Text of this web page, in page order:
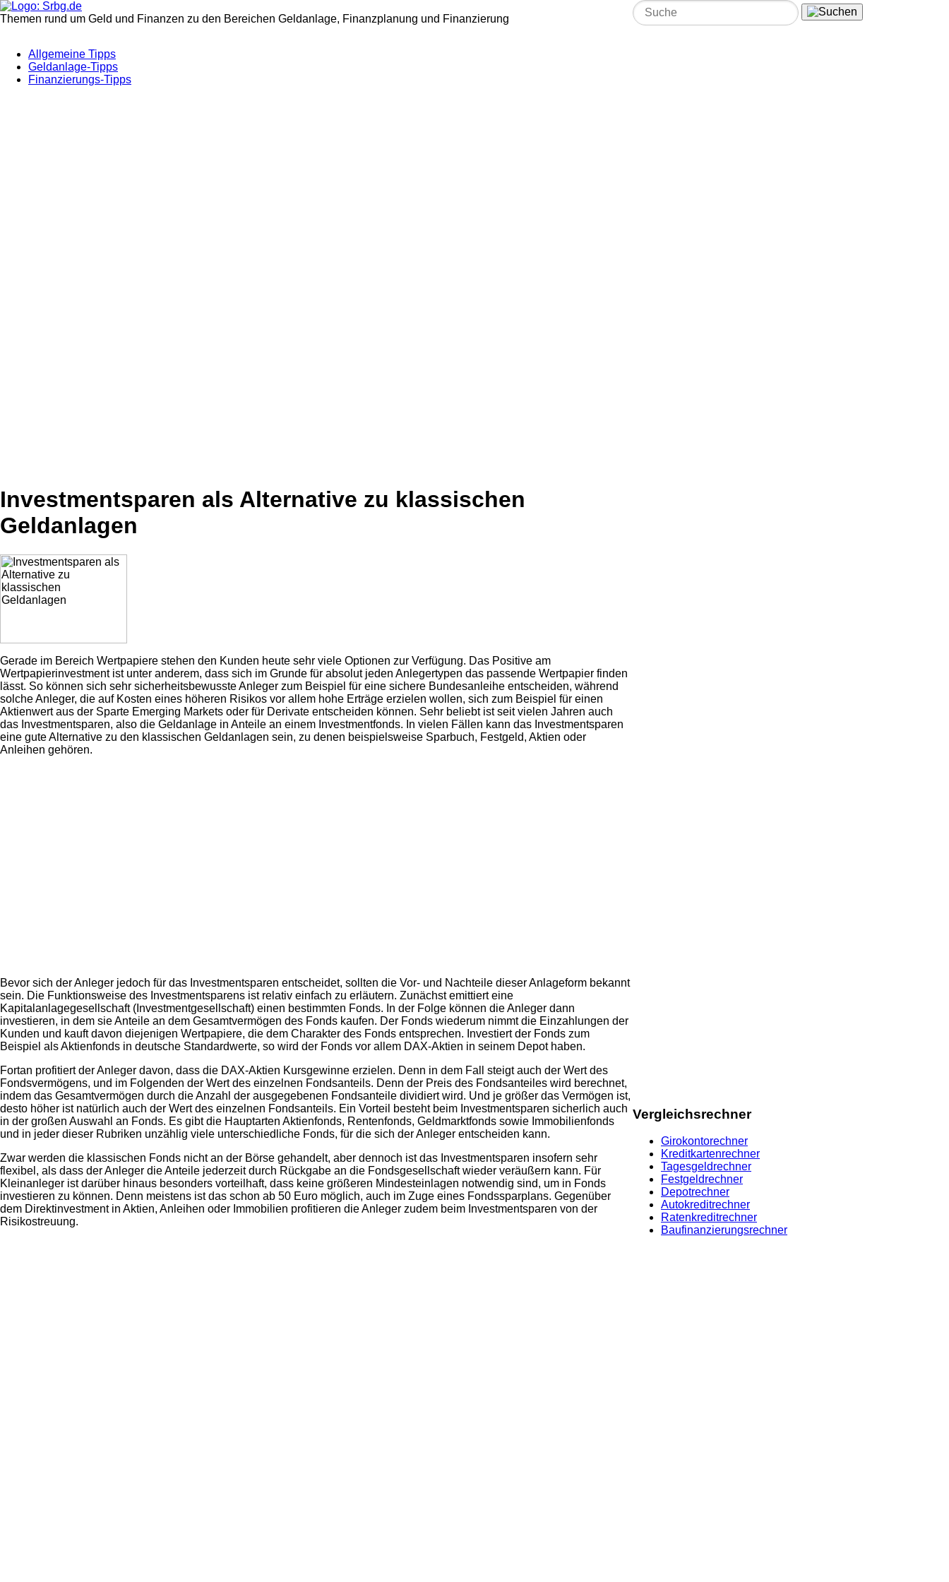
Themen rund um Geld und Finanzen zu den Bereichen Geldanlage, Finanzplanung und Finanzierung
Allgemeine Tipps
Geldanlage-Tipps
Finanzierungs-Tipps
Investmentsparen als Alternative zu klassischen
Geldanlagen
Gerade im Bereich Wertpapiere stehen den Kunden heute sehr viele Optionen zur Verfügung. Das Positive am
Wertpapierinvestment ist unter anderem, dass sich im Grunde für absolut jeden Anlegertypen das passende Wertpapier finden
lässt. So können sich sehr sicherheitsbewusste Anleger zum Beispiel für eine sichere Bundesanleihe entscheiden, während
solche Anleger, die auf Kosten eines höheren Risikos vor allem hohe Erträge erzielen wollen, sich zum Beispiel für einen
Aktienwert aus der Sparte Emerging Markets oder für Derivate entscheiden können. Sehr beliebt ist seit vielen Jahren auch
das Investmentsparen, also die Geldanlage in Anteile an einem Investmentfonds. In vielen Fällen kann das Investmentsparen
eine gute Alternative zu den klassischen Geldanlagen sein, zu denen beispielsweise Sparbuch, Festgeld, Aktien oder
Anleihen gehören.
Bevor sich der Anleger jedoch für das Investmentsparen entscheidet, sollten die Vor- und Nachteile dieser Anlageform bekannt
sein. Die Funktionsweise des Investmentsparens ist relativ einfach zu erläutern. Zunächst emittiert eine
Kapitalanlagegesellschaft (Investmentgesellschaft) einen bestimmten Fonds. In der Folge können die Anleger dann
investieren, in dem sie Anteile an dem Gesamtvermögen des Fonds kaufen. Der Fonds wiederum nimmt die Einzahlungen der
Kunden und kauft davon diejenigen Wertpapiere, die dem Charakter des Fonds entsprechen. Investiert der Fonds zum
Beispiel als Aktienfonds in deutsche Standardwerte, so wird der Fonds vor allem DAX-Aktien in seinem Depot haben.
Fortan profitiert der Anleger davon, dass die DAX-Aktien Kursgewinne erzielen. Denn in dem Fall steigt auch der Wert des
Fondsvermögens, und im Folgenden der Wert des einzelnen Fondsanteils. Denn der Preis des Fondsanteiles wird berechnet,
indem das Gesamtvermögen durch die Anzahl der ausgegebenen Fondsanteile dividiert wird. Und je größer das Vermögen ist,
desto höher ist natürlich auch der Wert des einzelnen Fondsanteils. Ein Vorteil besteht beim Investmentsparen sicherlich auch
in der großen Auswahl an Fonds. Es gibt die Hauptarten Aktienfonds, Rentenfonds, Geldmarktfonds sowie Immobilienfonds
und in jeder dieser Rubriken unzählig viele unterschiedliche Fonds, für die sich der Anleger entscheiden kann.
Zwar werden die klassischen Fonds nicht an der Börse gehandelt, aber dennoch ist das Investmentsparen insofern sehr
flexibel, als dass der Anleger die Anteile jederzeit durch Rückgabe an die Fondsgesellschaft wieder veräußern kann. Für
Kleinanleger ist darüber hinaus besonders vorteilhaft, dass keine größeren Mindesteinlagen notwendig sind, um in Fonds
investieren zu können. Denn meistens ist das schon ab 50 Euro möglich, auch im Zuge eines Fondssparplans. Gegenüber
dem Direktinvestment in Aktien, Anleihen oder Immobilien profitieren die Anleger zudem beim Investmentsparen von der
Risikostreuung.
Vergleichsrechner
Girokontorechner
Kreditkartenrechner
Tagesgeldrechner
Festgeldrechner
Depotrechner
Autokreditrechner
Ratenkreditrechner
Baufinanzierungsrechner